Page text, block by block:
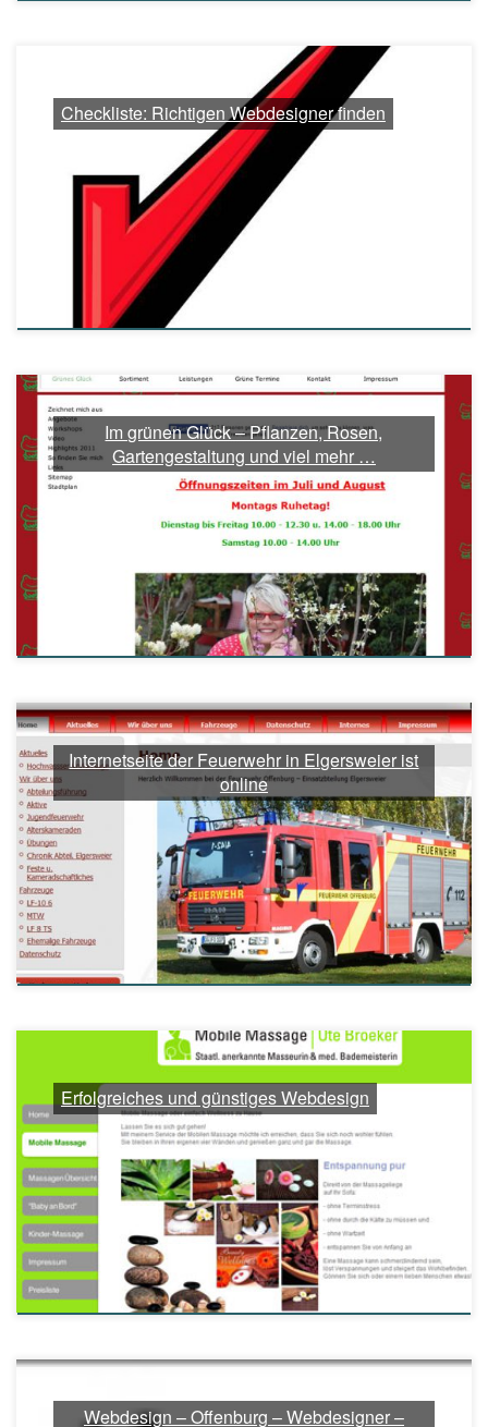
Checkliste: Richtigen Webdesigner finden
Im grünen Glück – Pflanzen, Rosen,
Gartengestaltung und viel mehr …
Internetseite der Feuerwehr in Elgersweier ist
online
Erfolgreiches und günstiges Webdesign
Webdesign – Offenburg – Webdesigner –